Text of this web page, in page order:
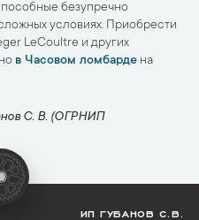
безупречно
условиях. Приобрести
LeCoultre и других
в Часовом ломбарде на
С. В. (ОГРНИП
ИП ГУБАНОВ С.В.